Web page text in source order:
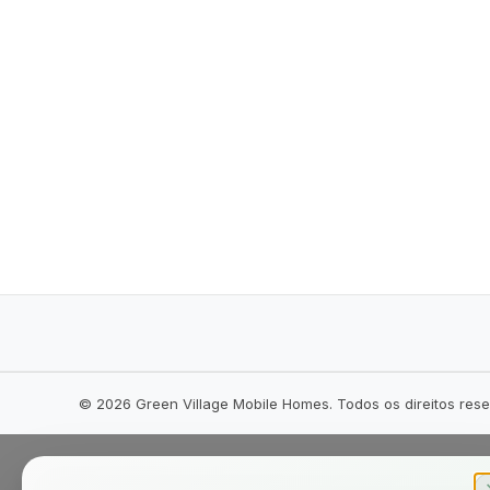
© 2026 Green Village Mobile Homes. Todos os direitos